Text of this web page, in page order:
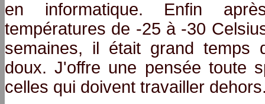
en informatique. Enfin
températures de -25 à -30
semaines, il était grand temps
doux. J'offre une pensée toute
celles qui doivent travailler